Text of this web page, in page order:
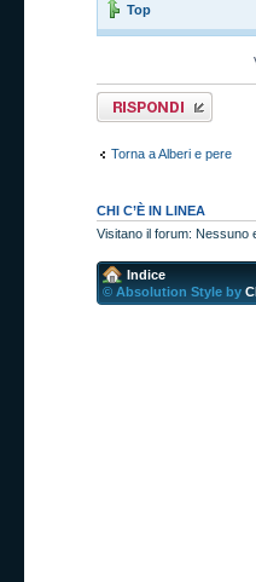
Top
Rispondi al
messaggio
Torna a Alberi e pere
CHI C’È IN LINEA
Visitano il forum: Nessuno
Indice
© Absolution Style by